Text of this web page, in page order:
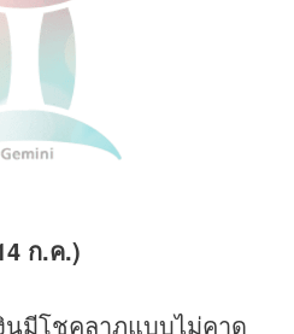
ก.ค.)
นมีโชคลาภแบบไม่คาด